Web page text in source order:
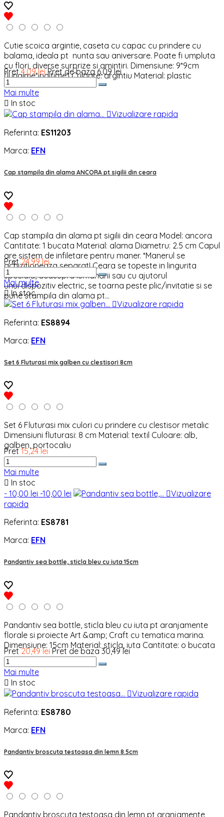
Cutie scoica argintie, caseta cu capac cu prindere cu
balama, ideala pt nunta sau aniversare. Poate fi umpluta
cu flori, diverse surprize si amintiri. Dimensiune: 9*9cm
(lungime*inaltime) Culoare: argintiu Material: plastic
Pret 4,09 lei Pret de baza 6,09 lei
Mai multe
 In stoc
Vizualizare rapida
Referinta: ES11203
Marca: EFN
Cap stampila din alama ANCORA pt sigilii din ceara
Cap stampila din alama pt sigilii din ceara Model: ancora
Cantitate: 1 bucata Material: alama Diametru: 2.5 cm Capul
are sistem de infiletare pentru maner. *Manerul se
achizitioneaza separat! Ceara se topeste in lingurita
speciala, deasupra lumanarii sau cu ajutorul
unui dispozitiv electric, se toarna peste plic/invitatie si se
pune stampila din alama pt...
Pret 24,99 lei
Mai multe
In stoc
Vizualizare rapida
Referinta: ES8894
Marca: EFN
Set 6 Fluturasi mix galben cu clestisori 8cm
Set 6 Fluturasi mix culori cu prindere cu clestisor metalic
Dimensiuni fluturasi: 8 cm Material: textil Culoare: alb,
galben, portocaliu
Pret 15,24 lei
Mai multe
 In stoc
- 10,00 lei -10,00 lei Vizualizare
rapida
Referinta: ES8781
Marca: EFN
Pandantiv sea bottle, sticla bleu cu iuta 15cm
Pandantiv sea bottle, sticla bleu cu iuta pt aranjamente
florale si proiecte Art &amp; Craft cu tematica marina.
Dimensiune: 15cm Material: sticla, iuta Cantitate: o bucata
Pret 20,49 lei Pret de baza 30,49 lei
Mai multe
 In stoc
Vizualizare rapida
Referinta: ES8780
Marca: EFN
Pandantiv broscuta testoasa din lemn 8.5cm
Pandantiv broscuta testoasa din lemn pt aranjamente